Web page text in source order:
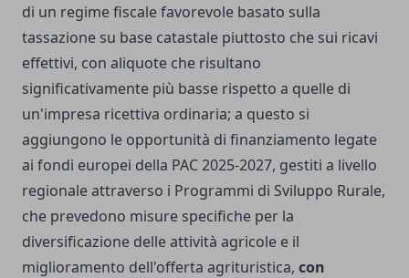
di un regime fiscale favorevole basato sulla
tassazione su base catastale piuttosto che sui ricavi
effettivi, con aliquote che risultano
significativamente più basse rispetto a quelle di
un'impresa ricettiva ordinaria; a questo si
aggiungono le opportunità di finanziamento legate
ai fondi europei della PAC 2025-2027, gestiti a livello
regionale attraverso i Programmi di Sviluppo Rurale,
che prevedono misure specifiche per la
diversificazione delle attività agricole e il
miglioramento dell'offerta agrituristica, con